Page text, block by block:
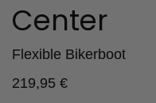
Center
Flexible Bikerboot
219,95 €